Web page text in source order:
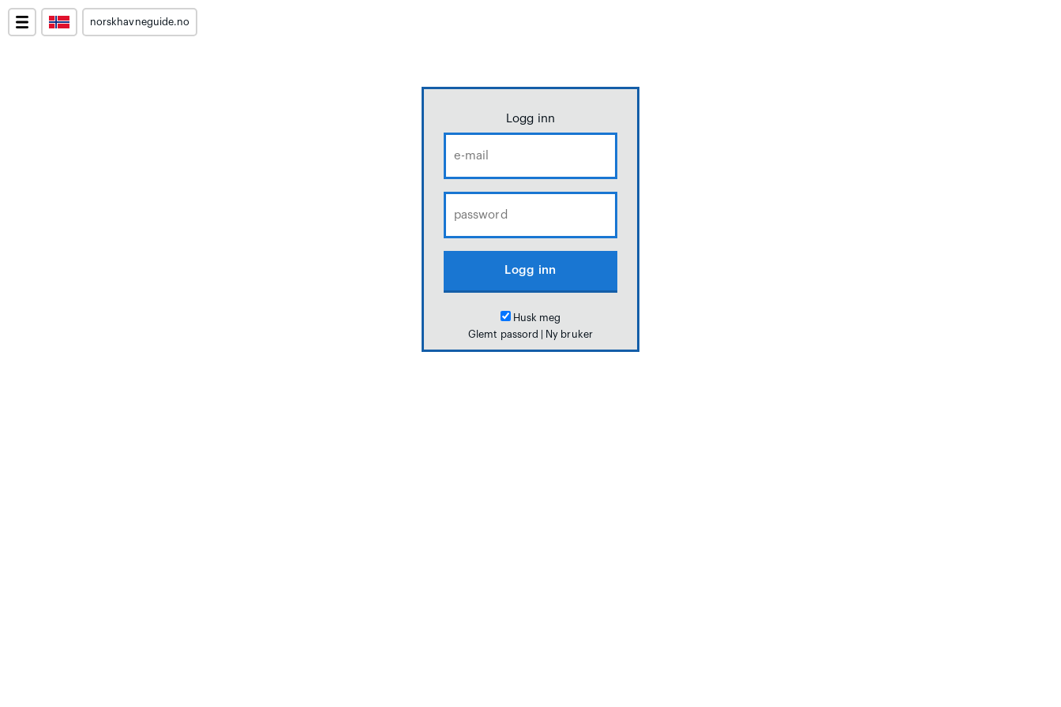
norskhavneguide.no
Logg inn
Husk meg
Glemt passord
Ny bruker